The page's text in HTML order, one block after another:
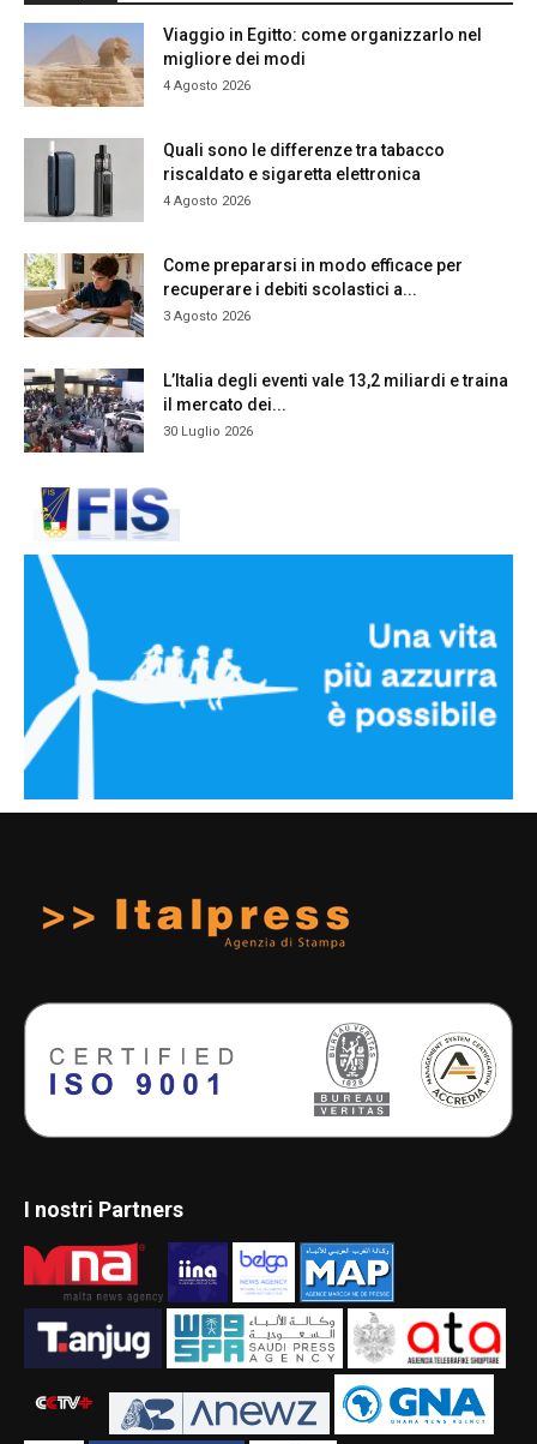
Viaggio in Egitto: come organizzarlo nel
migliore dei modi
4 Agosto 2026
Quali sono le differenze tra tabacco
riscaldato e sigaretta elettronica
4 Agosto 2026
Come prepararsi in modo efficace per
recuperare i debiti scolastici a...
3 Agosto 2026
L’Italia degli eventi vale 13,2 miliardi e traina
il mercato dei...
30 Luglio 2026
I nostri Partners